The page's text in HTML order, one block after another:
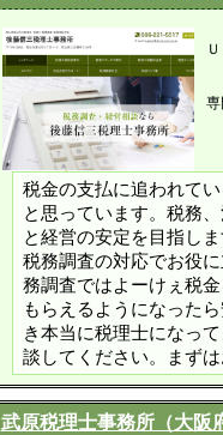
専
税金の支払に追われて
と思っています。税務
と経営の安定を目指し
税務調査の対応でお役
務調査ではよーけぇ税
もらえるようになった
き本当に税理士になっ
談してください。まず
武原税理士事務所（大阪